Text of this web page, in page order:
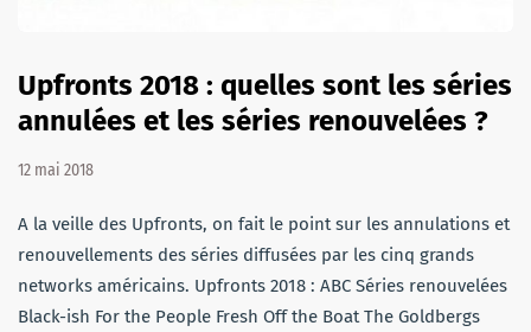
Upfronts 2018 : quelles sont les séries
annulées et les séries renouvelées ?
12 mai 2018
A la veille des Upfronts, on fait le point sur les annulations et
renouvellements des séries diffusées par les cinq grands
networks américains. Upfronts 2018 : ABC Séries renouvelées
Black-ish For the People Fresh Off the Boat The Goldbergs